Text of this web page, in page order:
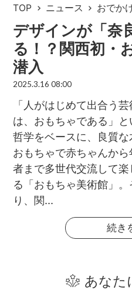
TOP ニュース おでか
デザインが「奈
る！？関西初・
潜入
2025.3.16 08:00
「人がはじめて出合う芸
は、おもちゃである」と
哲学をベースに、良質な
おもちゃで赤ちゃんから
者まで多世代交流して楽
る「おもちゃ美術館」
り、関...
続き
あなた